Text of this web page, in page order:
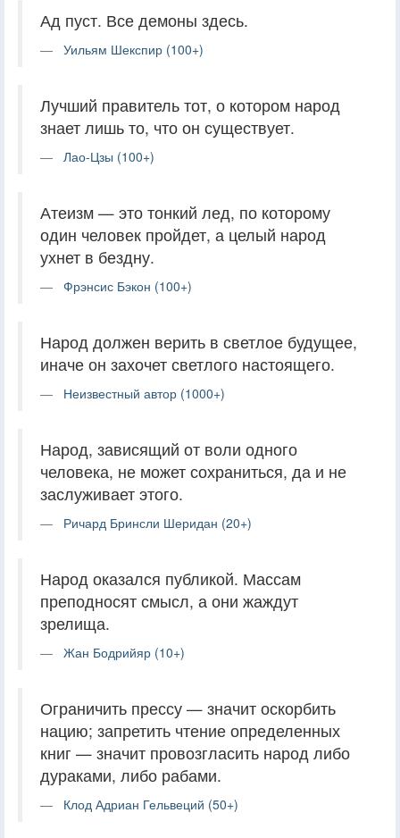
Ад пуст. Все демоны здесь.
Уильям Шекспир (100+)
Лучший правитель тот, о котором народ
знает лишь то, что он существует.
Лао-Цзы (100+)
Атеизм — это тонкий лед, по которому
один человек пройдет, а целый народ
ухнет в бездну.
Фрэнсис Бэкон (100+)
Народ должен верить в светлое будущее,
иначе он захочет светлого настоящего.
Неизвестный автор (1000+)
Народ, зависящий от воли одного
человека, не может сохраниться, да и не
заслуживает этого.
Ричард Бринсли Шеридан (20+)
Народ оказался публикой. Массам
преподносят смысл, а они жаждут
зрелища.
Жан Бодрийяр (10+)
Ограничить прессу — значит оскорбить
нацию; запретить чтение определенных
книг — значит провозгласить народ либо
дураками, либо рабами.
Клод Адриан Гельвеций (50+)